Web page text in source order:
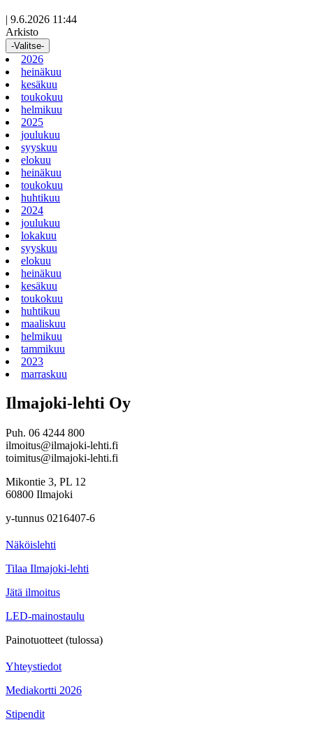
| 9.6.2026 11:44
Arkisto
-Valitse-
2026
heinäkuu
kesäkuu
toukokuu
helmikuu
2025
joulukuu
syyskuu
elokuu
heinäkuu
toukokuu
huhtikuu
2024
joulukuu
lokakuu
syyskuu
elokuu
heinäkuu
kesäkuu
toukokuu
huhtikuu
maaliskuu
helmikuu
tammikuu
2023
marraskuu
Ilmajoki-lehti Oy
Puh. 06 4244 800
ilmoitus@ilmajoki-lehti.fi
toimitus@ilmajoki-lehti.fi
Mikontie 3, PL 12
60800 Ilmajoki
y-tunnus 0216407-6
Näköislehti
Tilaa Ilmajoki-lehti
Jätä ilmoitus
LED-mainostaulu
Painotuotteet (tulossa)
Yhteystiedot
Mediakortti 2026
Stipendit